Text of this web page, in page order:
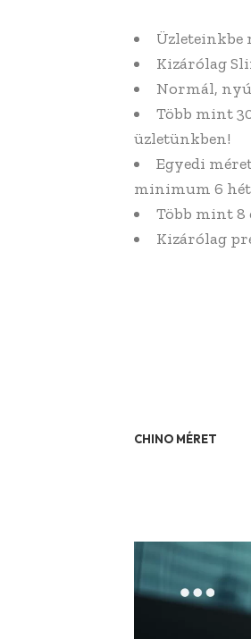
Üzleteinkbe
Kizárólag
Normál,
Több mint
üzletünkben!
Egyedi
minimum 6
Több mint 8
Kizárólag
CHINO MÉRET